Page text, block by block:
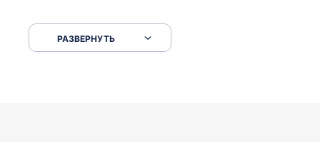
серпантинах по пути следования.
РАЗВЕРНУТЬ